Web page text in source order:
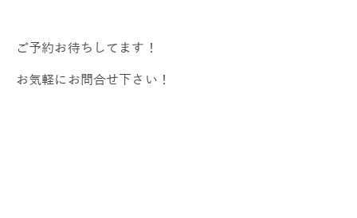
ご予約お待ちしてます！
お気軽にお問合せ下さい！